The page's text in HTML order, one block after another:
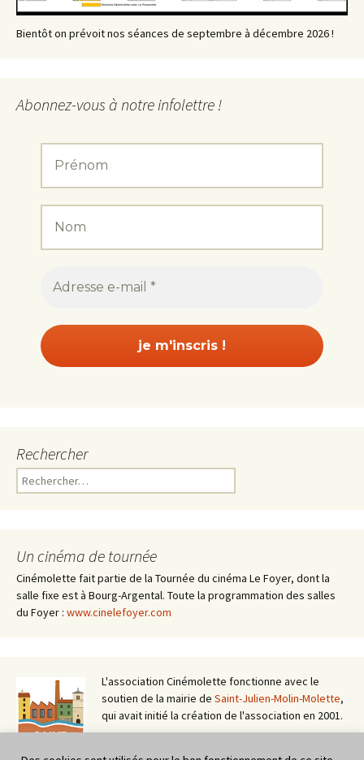
Bientôt on prévoit nos séances de septembre à décembre 2026 !
Abonnez-vous à notre infolettre !
Rechercher
Rechercher :
Un cinéma de tournée
Cinémolette fait partie de la Tournée du cinéma Le Foyer, dont la
salle fixe est à Bourg-Argental. Toute la programmation des salles
du Foyer : www.cinelefoyer.com
L'association Cinémolette fonctionne avec le
soutien de la mairie de Saint-Julien-Molin-Molette,
qui avait initié la création de l'association en 2001.